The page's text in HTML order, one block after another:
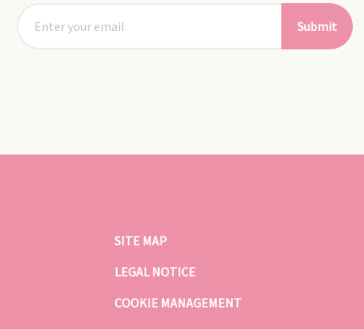
Submit
SITE MAP
LEGAL NOTICE
COOKIE MANAGEMENT